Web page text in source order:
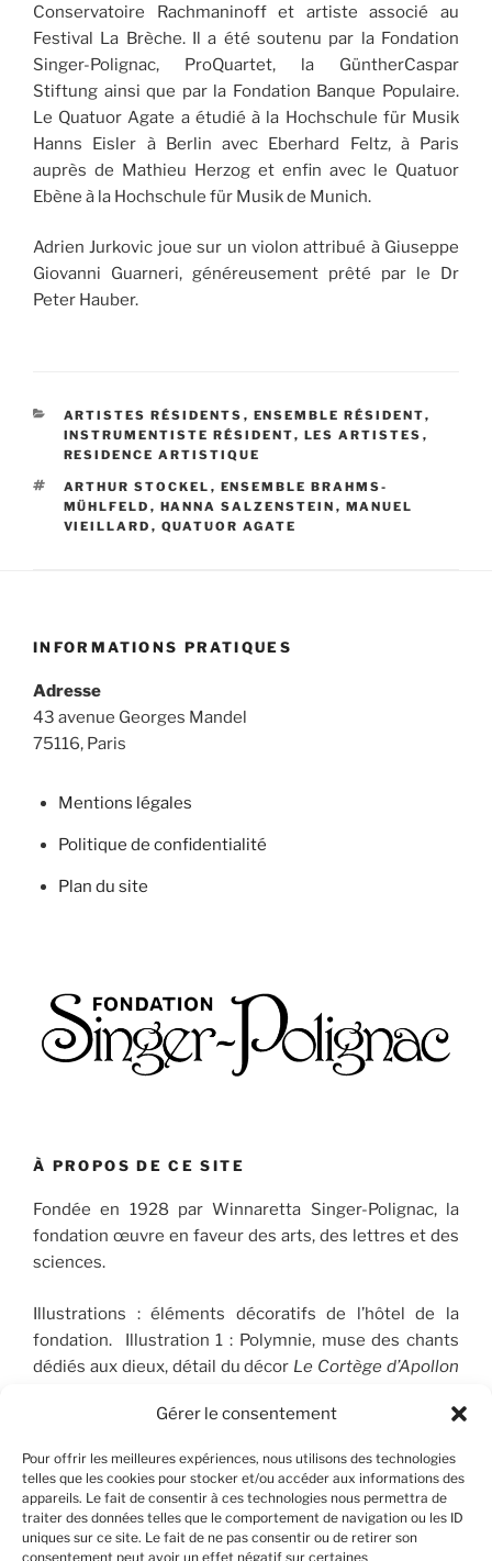
Gérer le consentement
Pour offrir les meilleures expériences, nous utilisons des technologies
telles que les cookies pour stocker et/ou accéder aux informations des
appareils. Le fait de consentir à ces technologies nous permettra de
traiter des données telles que le comportement de navigation ou les ID
uniques sur ce site. Le fait de ne pas consentir ou de retirer son
consentement peut avoir un effet négatif sur certaines
Conservatoire Rachmaninoff et artiste associé au
Festival La Brèche. Il a été soutenu par la Fondation
Singer-Polignac, ProQuartet, la GüntherCaspar
Stiftung ainsi que par la Fondation Banque Populaire.
Le Quatuor Agate a étudié à la Hochschule für Musik
Hanns Eisler à Berlin avec Eberhard Feltz, à Paris
auprès de Mathieu Herzog et enfin avec le Quatuor
Ebène à la Hochschule für Musik de Munich.
Adrien Jurkovic joue sur un violon attribué à Giuseppe
Giovanni Guarneri, généreusement prêté par le Dr
Peter Hauber.
CATÉGORIES
ARTISTES RÉSIDENTS , ENSEMBLE RÉSIDENT,
INSTRUMENTISTE RÉSIDENT, LES ARTISTES ,
RESIDENCE ARTISTIQUE
ÉTIQUETTES
ARTHUR STOCKEL , ENSEMBLE BRAHMS-
MÜHLFELD , HANNA SALZENSTEIN , MANUEL
VIEILLARD , QUATUOR AGATE
INFORMATIONS PRATIQUES
Adresse
43 avenue Georges Mandel
75116, Paris
Mentions légales
Politique de confidentialité
Plan du site
À PROPOS DE CE SITE
Fondée en 1928 par Winnaretta Singer-Polignac, la
fondation œuvre en faveur des arts, des lettres et des
sciences.
Illustrations : éléments décoratifs de l’hôtel de la
fondation. Illustration 1 : Polymnie, muse des chants
dédiés aux dieux, détail du décor Le Cortège d’Apollon
orne le plafond du Salon de musique. © FSP/OLG
RECHERCHER